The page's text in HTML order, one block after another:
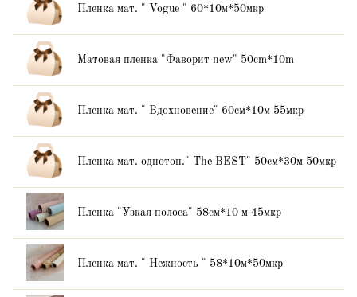
Пленка мат. " Vogue " 60*10м*50мкр
Матовая пленка "Фаворит new" 50сm*10m
Пленка мат. " Вдохновение" 60см*10м 55мкр
Пленка мат. однотон." The BEST" 50см*30м 50мкр
Пленка "Узкая полоса" 58см*10 м 45мкр
Пленка мат. " Нежность " 58*10м*50мкр